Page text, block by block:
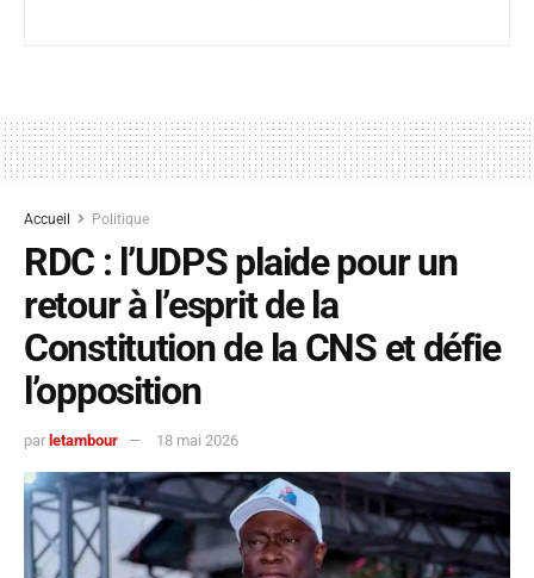
Accueil Politique
RDC : l’UDPS plaide pour un
retour à l’esprit de la
Constitution de la CNS et défie
l’opposition
par letambour 18 mai 2026